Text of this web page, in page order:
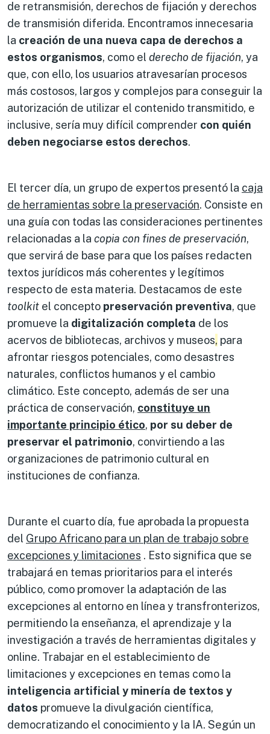
de retransmisión, derechos de fijación y derechos
de transmisión diferida. Encontramos innecesaria
la creación de una nueva capa de derechos a
estos organismos, como el derecho de fijación, ya
que, con ello, los usuarios atravesarían procesos
más costosos, largos y complejos para conseguir la
autorización de utilizar el contenido transmitido, e
inclusive, sería muy difícil comprender con quién
deben negociarse estos derechos.
El tercer día, un grupo de expertos presentó la caja
de herramientas sobre la preservación. Consiste en
una guía con todas las consideraciones pertinentes
relacionadas a la copia con fines de preservación,
que servirá de base para que los países redacten
textos jurídicos más coherentes y legítimos
respecto de esta materia. Destacamos de este
toolkit el concepto preservación preventiva, que
promueve la digitalización completa de los
acervos de bibliotecas, archivos y museos, para
afrontar riesgos potenciales, como desastres
naturales, conflictos humanos y el cambio
climático. Este concepto, además de ser una
práctica de conservación, constituye un
importante principio ético, por su deber de
preservar el patrimonio, convirtiendo a las
organizaciones de patrimonio cultural en
instituciones de confianza.
Durante el cuarto día, fue aprobada la propuesta
del Grupo Africano para un plan de trabajo sobre
excepciones y limitaciones . Esto significa que se
trabajará en temas prioritarios para el interés
público, como promover la adaptación de las
excepciones al entorno en línea y transfronterizos,
permitiendo la enseñanza, el aprendizaje y la
investigación a través de herramientas digitales y
online. Trabajar en el establecimiento de
limitaciones y excepciones en temas como la
inteligencia artificial y minería de textos y
datos promueve la divulgación científica,
democratizando el conocimiento y la IA. Según un